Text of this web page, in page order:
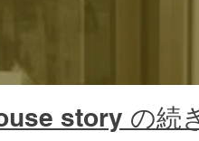
story の続